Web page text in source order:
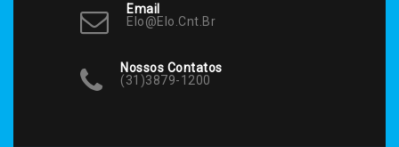
Email
Elo@elo.cnt.br
Nossos Contatos
(31)3879-1200